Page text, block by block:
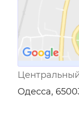
Одесса,